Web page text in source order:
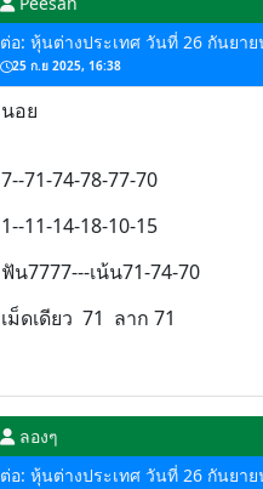
ต่อ: หุ้นต่างประเทศ วันที่ 26 กันยา
25 ก.ย 2025, 16:38
นอย
7--71-74-78-77-70
1--11-14-18-10-15
ฟัน7777---เน้น71-74-70
เม็ดเดียว 71 ลาก 71
ลองๆ
ต่อ: หุ้นต่างประเทศ วันที่ 26 กันยา